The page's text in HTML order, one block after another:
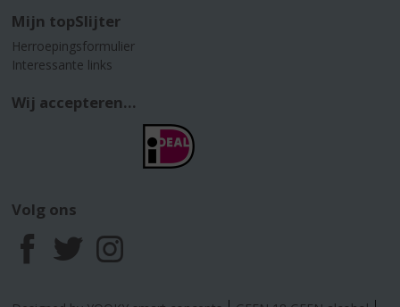
Mijn topSlijter
Herroepingsformulier
Interessante links
Wij accepteren...
Volg ons
F
a
T
w
I
n